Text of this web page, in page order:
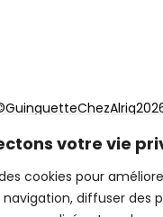
votre vie
cookies pour
diffuser des
site internet